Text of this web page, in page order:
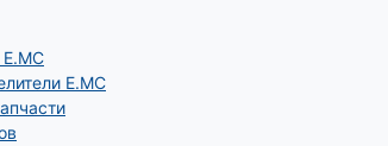
Е.МС
E.MC